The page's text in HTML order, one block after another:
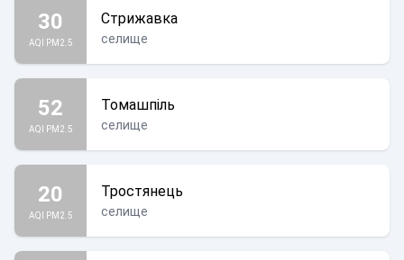
30
AQI PM2.5
Стрижавка
селище
52
AQI PM2.5
Томашпіль
селище
20
AQI PM2.5
Тростянець
селище